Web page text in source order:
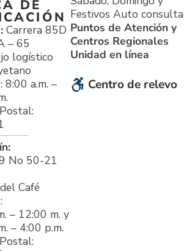
DE
Carrera 85D
– 65
logístico
8:00 a.m. –
No 50-21
Café
– 12:00 m. y
– 4:00 p.m.
Festivos Auto consulta
Puntos de Atención y
Centros Regionales
Unidad en línea
Centro de relevo